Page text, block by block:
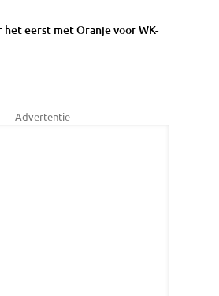
eerst met Oranje voor WK-
Advertentie